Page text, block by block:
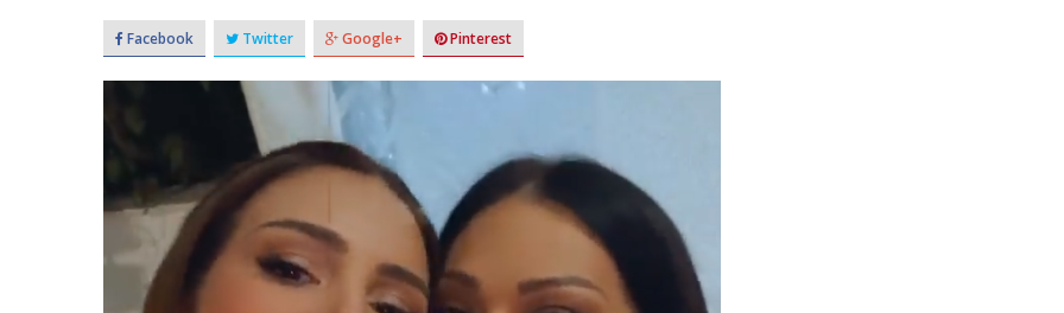
Facebook Twitter Google+ Pinterest